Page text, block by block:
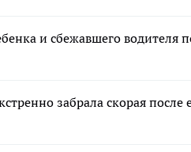
и сбежавшего водителя
забрала скорая